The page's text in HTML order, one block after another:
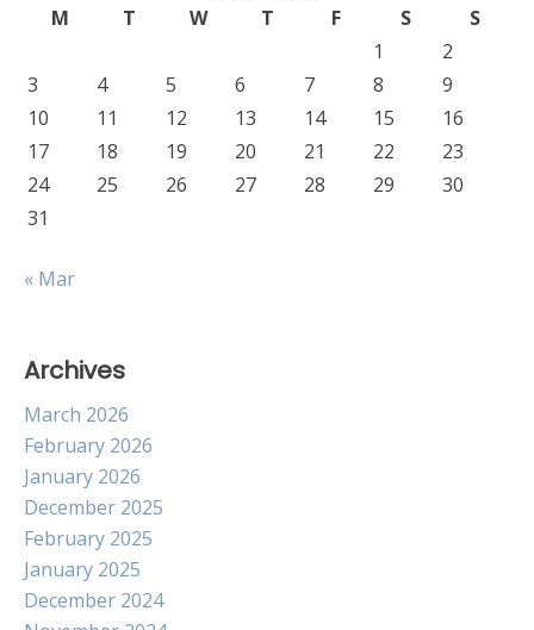
M
T W T F S
S
1
2
3
4 5 6 7 8
9
10
11 12 13 14 15
16
17
18 19 20 21 22
23
24
25 26 27 28 29
30
31
« Mar
Archives
March 2026
February 2026
January 2026
December 2025
February 2025
January 2025
December 2024